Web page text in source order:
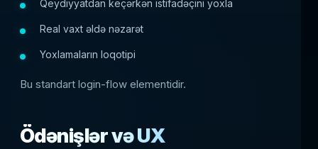
Qeydiyyatdan keçərkən istifadəçini yoxla
Real vaxt əldə nəzarət
Yoxlamaların loqotipi
Bu standart login-flow elementidir.
Ödənişlər və UX